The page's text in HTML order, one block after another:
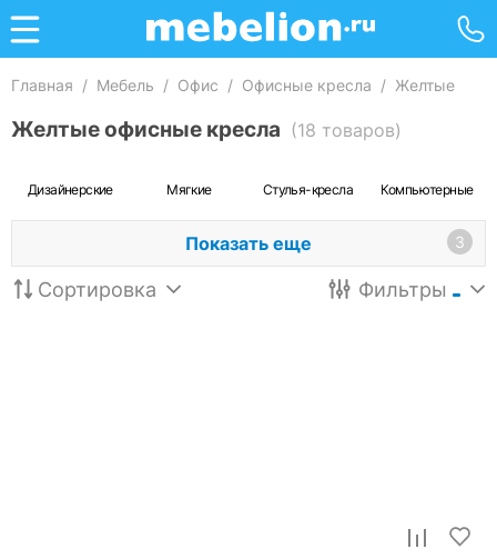
Главная / Мебель / Офис / Офисные кресла / Желтые
Желтые офисные кресла (18 товаров)
Дизайнерские Мягкие Стулья-кресла Компьютерные
Показать еще 3
Сортировка Фильтры